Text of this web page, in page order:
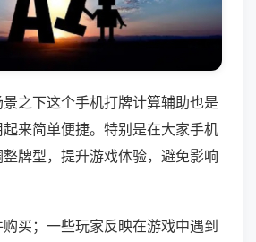
之下这个手机打牌计算辅助也是
来简单便捷。特别是在大家手机
牌型，提升游戏体验，避免影响
买；一些玩家反映在游戏中遇到